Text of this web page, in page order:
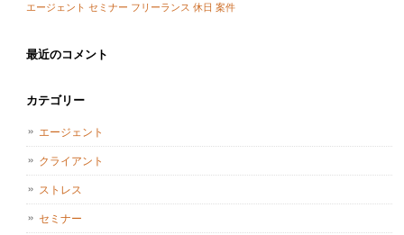
エージェント セミナー フリーランス 休日 案件
最近のコメント
カテゴリー
エージェント
クライアント
ストレス
セミナー